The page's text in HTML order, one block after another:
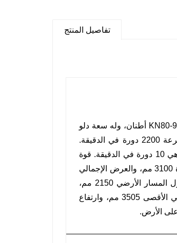
تفاصيل المنتج
تفاصيل المنتج
يتم إنتاج KN80-9 بواسطة شركة Shandong KANSAN Machinery Co., Ltd. يزن KN80-9 8 أطنان، وله سعة دلو
تبلغ 0.34 متر مكعب، ويعمل بمحرك Yanmar بقوة محرك تبلغ 54.3 كيلو وات أو سرعة 2200 دورة في الدقيقة.
أقصى سرعة للسفر هي 5.1 كم / ساعة وأبطأها هي 2.7 كم / ساعة. سرعة الدوران هي 10 دورة في الدقيقة. قوة
حفر الجرافة هي 60 عقدة، ضغط الأرض هو 30 كيلو باسكال. يبلغ إجمالي طول الحفارة 3100 مم، والعرض الإجمالي
2300 مم، والارتفاع الإجمالي مع الكابينة 2680 مم، والخلوص الأرضي 380 مم، وطول المسار الأرضي 2150 مم،
وارتفاع الحفر الأقصى 7165 مم، وعمق الحفر الأقصى 4038 مم، وعمق الحفر الرأسي الأقصى 3505 مم، وارتفاع